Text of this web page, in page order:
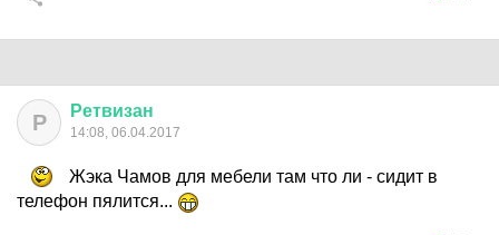
Р Ретвизан
14:08, 06.04.2017
Жэка Чамов для мебели там что ли - сидит в
телефон пялится...